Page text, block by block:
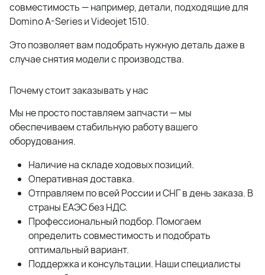
совместимость — например, детали, подходящие для
Domino A-Series и Videojet 1510.
Это позволяет вам подобрать нужную деталь даже в
случае снятия модели с производства.
Почему стоит заказывать у нас
Мы не просто поставляем запчасти — мы
обеспечиваем стабильную работу вашего
оборудования.
Наличие на складе ходовых позиций.
Оперативная доставка.
Отправляем по всей России и СНГ в день заказа. В
страны ЕАЭС без НДС.
Профессиональный подбор. Помогаем
определить совместимость и подобрать
оптимальный вариант.
Поддержка и консультации. Наши специалисты